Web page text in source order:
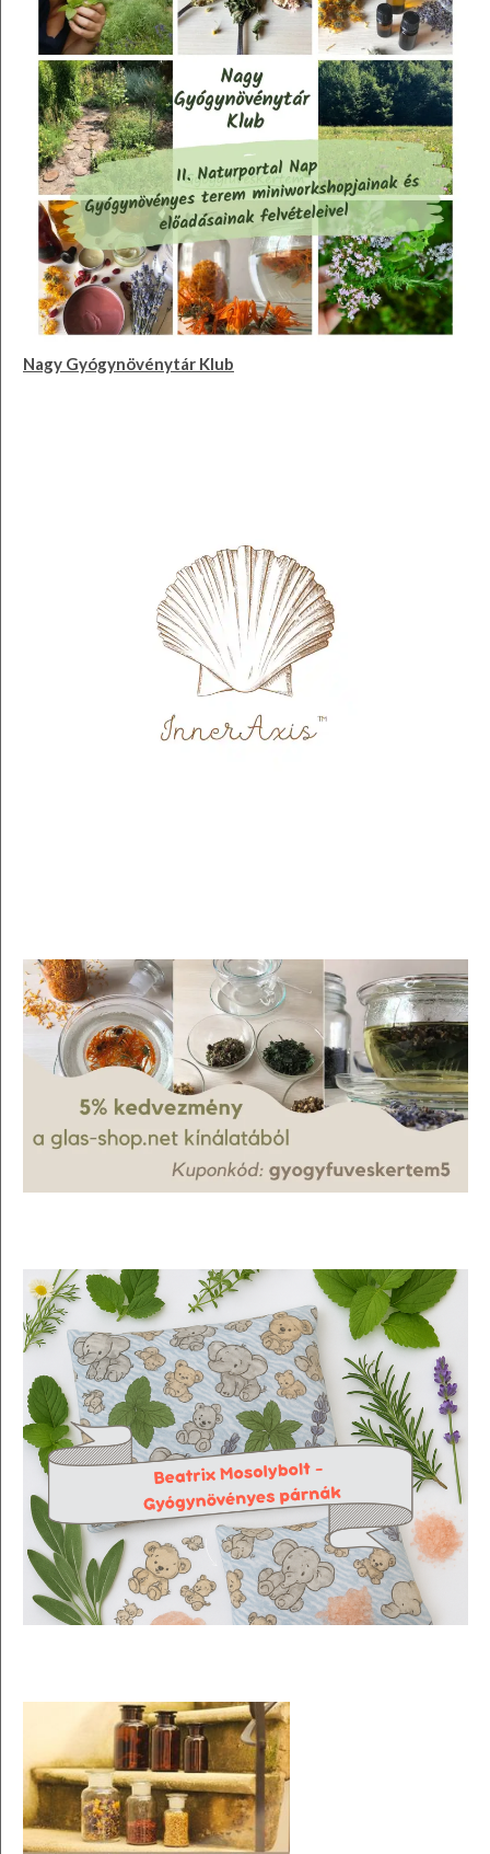
Nagy Gyógynövénytár Klub